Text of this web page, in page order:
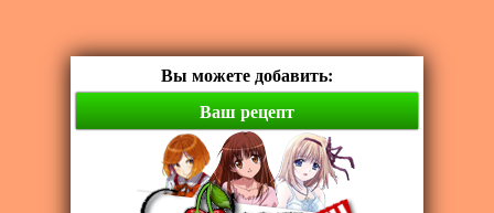
Вы можете добавить:
Ваш рецепт